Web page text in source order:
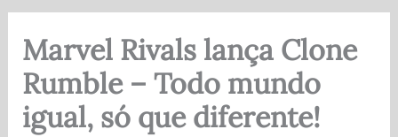
Marvel Rivals lança Clone
Rumble – Todo mundo
igual, só que diferente!